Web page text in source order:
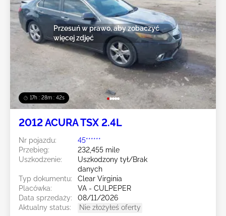
17h : 28m : 39s
Przesuń w prawo, aby zobaczyć
więcej zdjęć
2012 ACURA TSX 2.4L
Nr pojazdu:
45******
Przebieg:
232,455 mile
Uszkodzenie:
Uszkodzony tył/Brak
danych
Typ dokumentu:
Clear Virginia
Placówka:
VA - CULPEPER
Data sprzedaży:
08/11/2026
Aktualny status:
Nie złożyłeś oferty